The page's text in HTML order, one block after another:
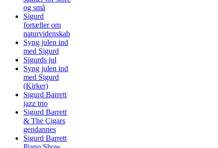
og små
Sigurd
fortæller om
naturvidenskab
Syng julen ind
med Sigurd
Sigurds jul
Syng julen ind
med Sigurd
(Kirker)
Sigurd Barrett
jazz trio
Sigurd Barrett
& The Cigars
gendannes
Sigurd Barrett